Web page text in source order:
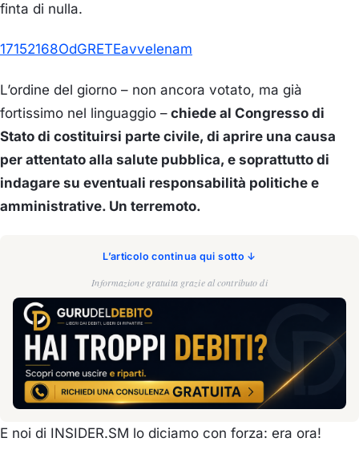
finta di nulla.
17152168OdGRETEavvelenam
L’ordine del giorno – non ancora votato, ma già
fortissimo nel linguaggio – chiede al Congresso di
Stato di costituirsi parte civile, di aprire una causa
per attentato alla salute pubblica, e soprattutto di
indagare su eventuali responsabilità politiche e
amministrative. Un terremoto.
L’articolo continua qui sotto ↓
Informazione gratuita grazie al contributo di
E noi di INSIDER.SM lo diciamo con forza: era ora!